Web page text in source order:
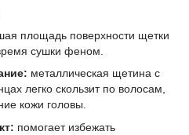
площадь поверхности щетки
сушки феном.
металлическая щетина с
легко скользит по волосам,
кожи головы.
помогает избежать